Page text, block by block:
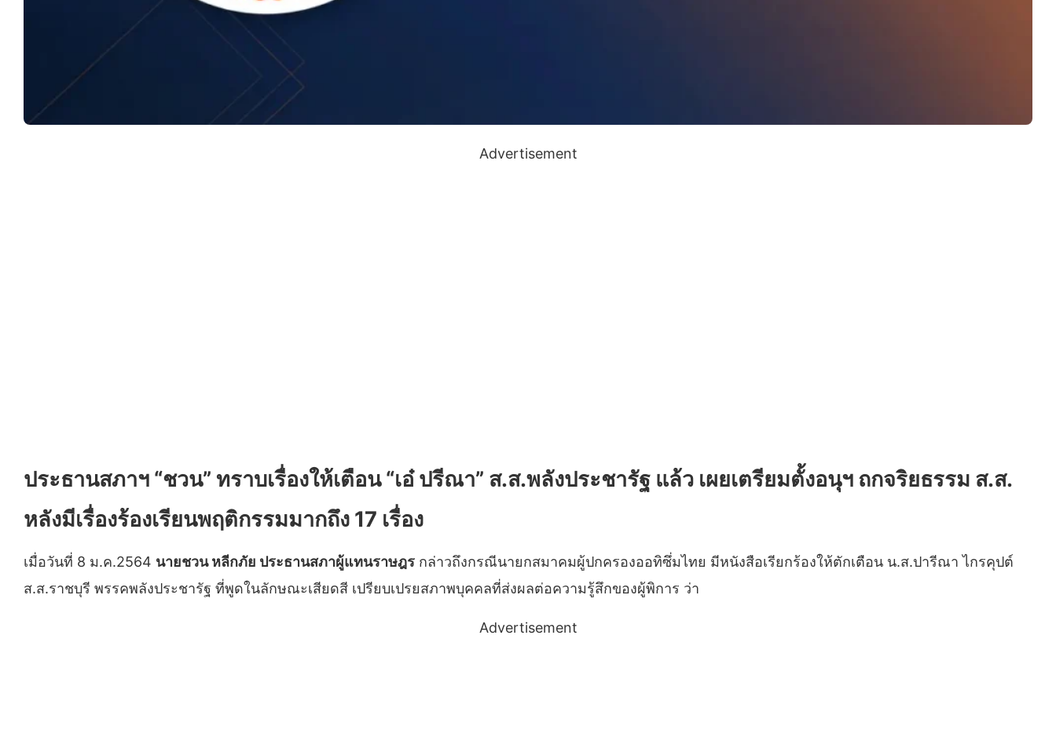
Advertisement
ประธานสภาฯ “ชวน” ทราบเรื่องให้เตือน “เอ๋ ปรีณา” ส.ส.พลังประชารัฐ แล้ว เผยเตรียมตั้งอนุฯ ถกจริยธรรม ส.ส.
หลังมีเรื่องร้องเรียนพฤติกรรมมากถึง 17 เรื่อง
เมื่อวันที่ 8 ม.ค.2564 นายชวน หลีกภัย ประธานสภาผู้แทนราษฎร กล่าวถึงกรณีนายกสมาคมผู้ปกครองออทิซึ่มไทย มีหนังสือเรียกร้องให้ตักเตือน น.ส.ปารีณา ไกรคุปต์
ส.ส.ราชบุรี พรรคพลังประชารัฐ ที่พูดในลักษณะเสียดสี เปรียบเปรยสภาพบุคคลที่ส่งผลต่อความรู้สึกของผู้พิการ ว่า
Advertisement